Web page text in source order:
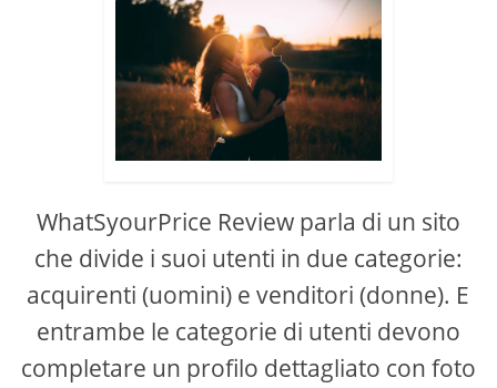
WhatSyourPrice Review parla di un sito
che divide i suoi utenti in due categorie:
acquirenti (uomini) e venditori (donne). E
entrambe le categorie di utenti devono
completare un profilo dettagliato con foto